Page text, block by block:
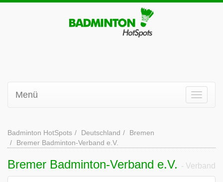
Menü
Badminton HotSpots Deutschland
Bremen
Bremer Badminton-Verband e.V.
Bremer Badminton-Verband e.V. - Verband